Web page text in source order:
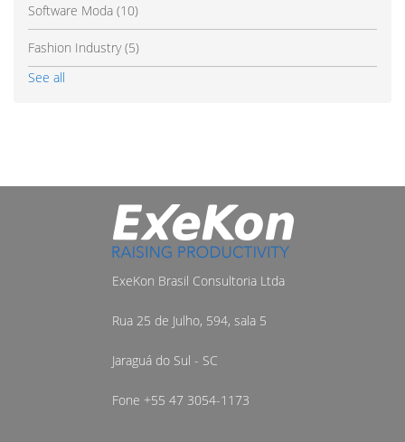
Software Moda (10)
Fashion Industry(5)
See all
ExeKon Brasil Consultoria Ltda
Rua 25 de Julho, 594, sala 5
Jaraguá do Sul - SC
Fone +55 47 3054-1173